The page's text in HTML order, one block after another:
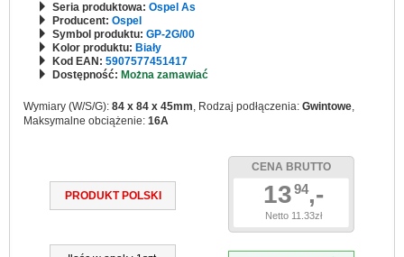
Seria produktowa: Ospel As
Producent: Ospel
Symbol produktu: GP-2G/00
Kolor produktu: Biały
Kod EAN: 5907577451417
Dostępność: Można zamawiać
Wymiary (W/S/G): 84 x 84 x 45mm, Rodzaj podłączenia: Gwintowe,
Maksymalne obciążenie: 16A
PRODUKT POLSKI
CENA BRUTTO
1394,-
Netto 11.33zł